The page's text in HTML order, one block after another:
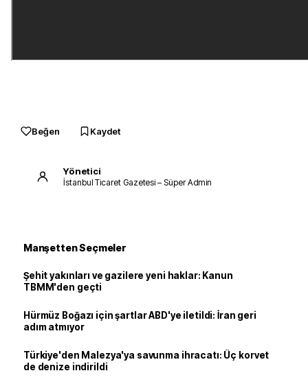
Beğen Kaydet
Yönetici
İstanbul Ticaret Gazetesi – Süper Admin
Manşetten Seçmeler
Şehit yakınları ve gazilere yeni haklar: Kanun
TBMM'den geçti
Hürmüz Boğazı için şartlar ABD'ye iletildi: İran geri
adım atmıyor
Türkiye'den Malezya'ya savunma ihracatı: Üç korvet
de denize indirildi